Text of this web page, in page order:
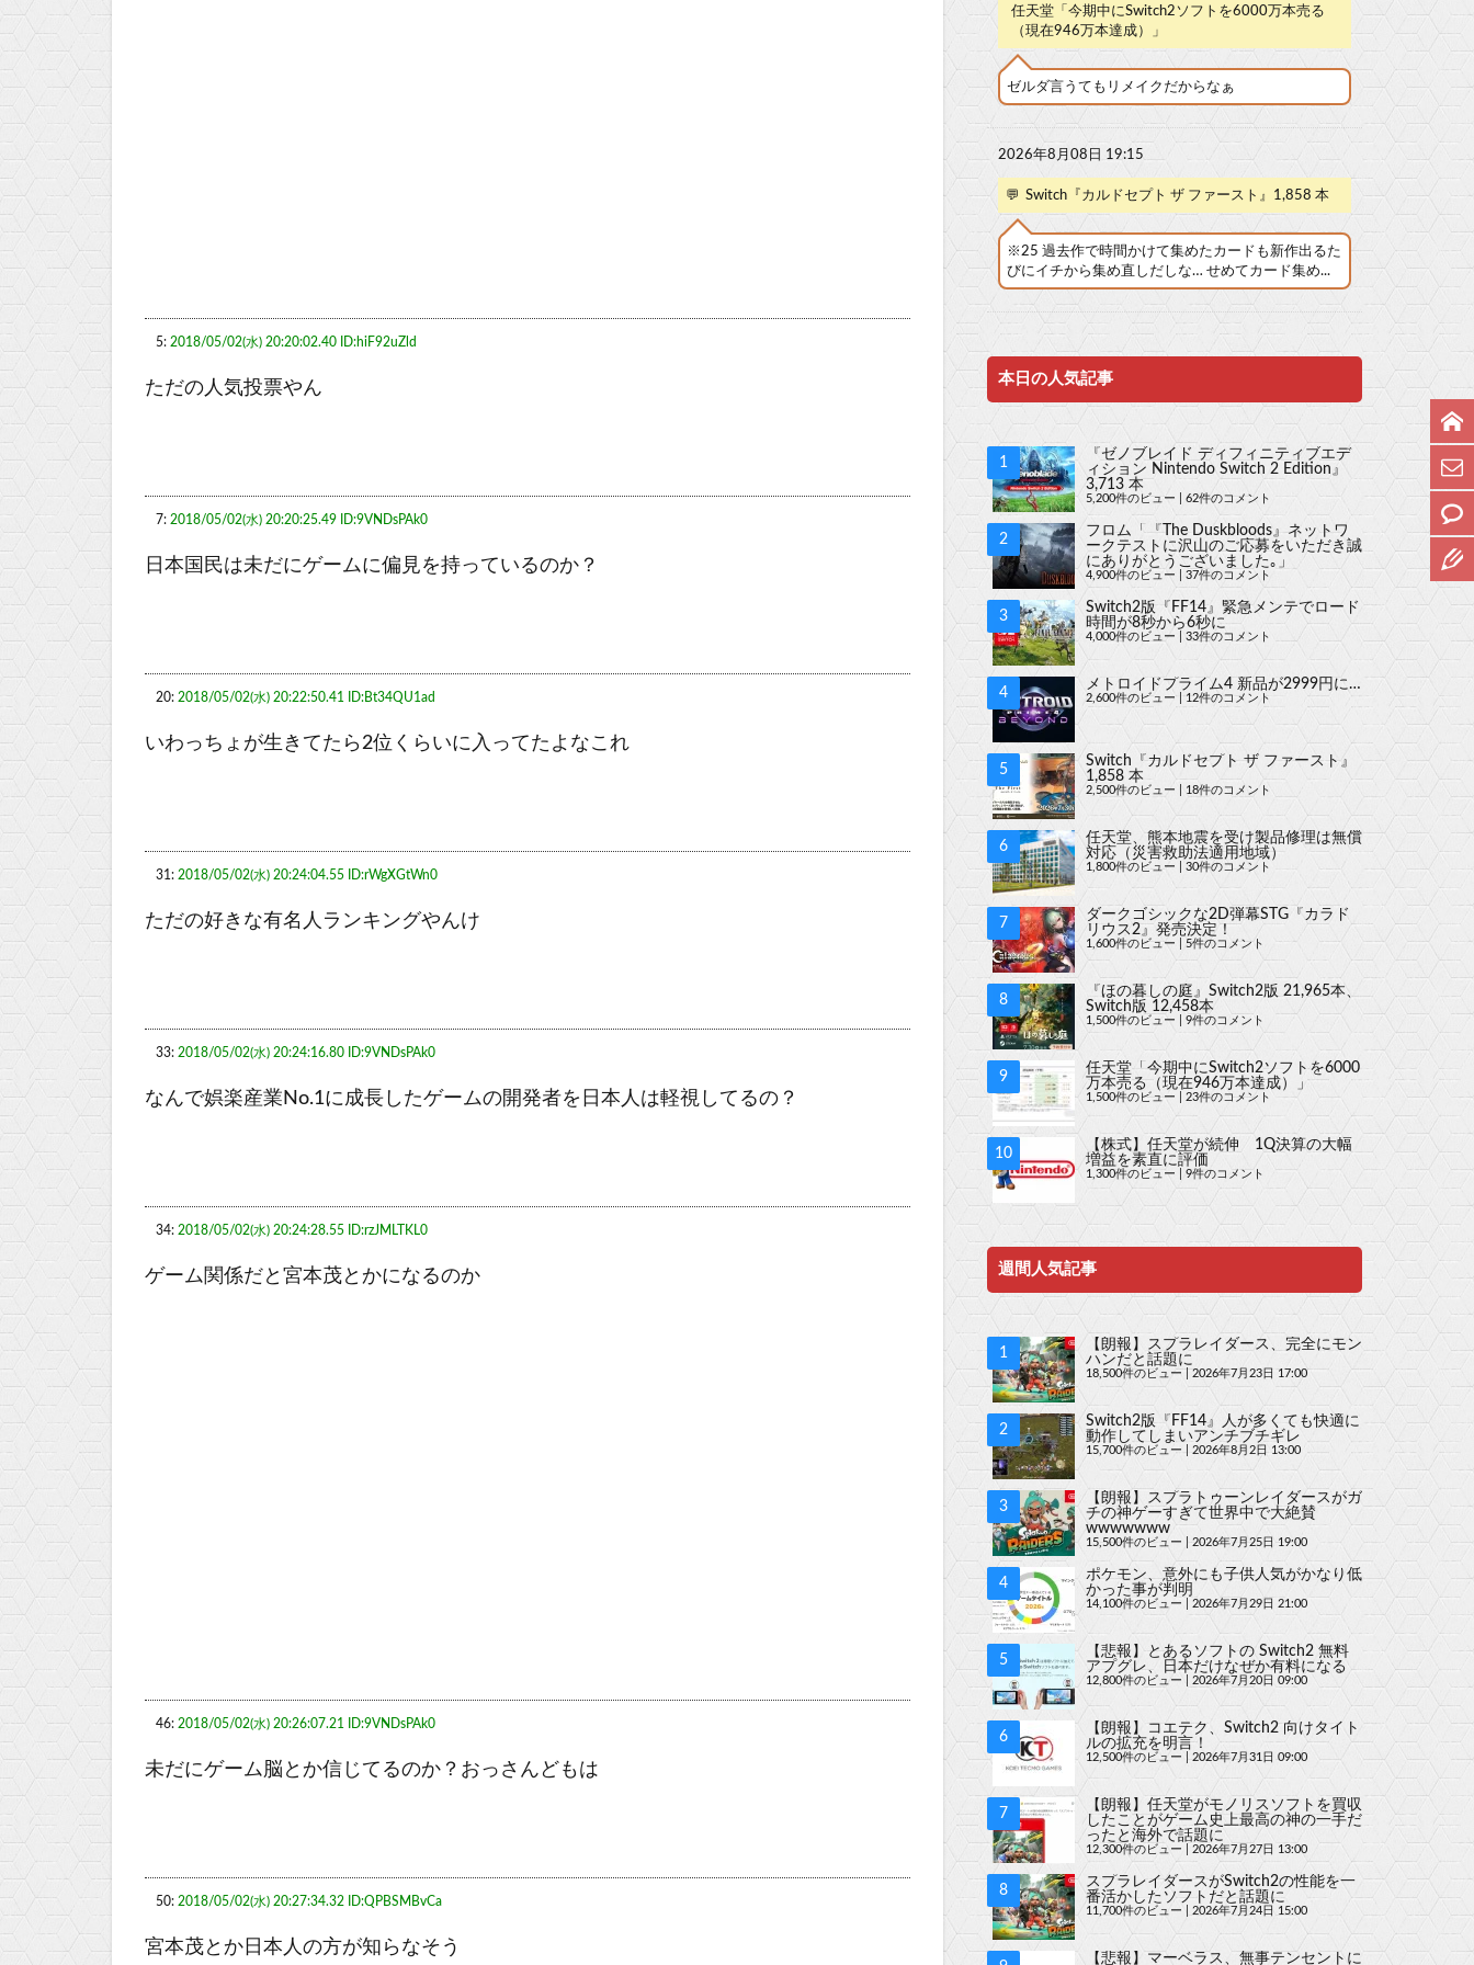
5: 2018/05/02(水) 20:20:02.40 ID:hiF92uZld
ただの人気投票やん
7: 2018/05/02(水) 20:20:25.49 ID:9VNDsPAk0
日本国民は未だにゲームに偏見を持っているのか？
20: 2018/05/02(水) 20:22:50.41 ID:Bt34QU1ad
いわっちょが生きてたら2位くらいに入ってたよなこれ
31: 2018/05/02(水) 20:24:04.55 ID:rWgXGtWn0
ただの好きな有名人ランキングやんけ
33: 2018/05/02(水) 20:24:16.80 ID:9VNDsPAk0
なんで娯楽産業No.1に成長したゲームの開発者を日本人は軽視してるの？
34: 2018/05/02(水) 20:24:28.55 ID:rzJMLTKL0
ゲーム関係だと宮本茂とかになるのか
46: 2018/05/02(水) 20:26:07.21 ID:9VNDsPAk0
未だにゲーム脳とか信じてるのか？おっさんどもは
50: 2018/05/02(水) 20:27:34.32 ID:QPBSMBvCa
宮本茂とか日本人の方が知らなそう
任天堂「今期中にSwitch2ソフトを6000万本売る
（現在946万本達成）」
ゼルダ言うてもリメイクだからなぁ
2026年8月08日 19:15
💬 Switch『カルドセプト ザ ファースト』1,858 本
※25 過去作で時間かけて集めたカードも新作出るた
びにイチから集め直しだしな… せめてカード集め...
本日の人気記事
『ゼノブレイド ディフィニティブエデ
ィション Nintendo Switch 2 Edition』
3,713 本
5,200件のビュー 62件のコメント
フロム「『The Duskbloods』ネットワ
ークテストに沢山のご応募をいただき誠
にありがとうございました｡」
4,900件のビュー 37件のコメント
Switch2版『FF14』緊急メンテでロード
時間が8秒から6秒に
4,000件のビュー 33件のコメント
メトロイドプライム4 新品が2999円に…
2,600件のビュー| 12件のコメント
Switch『カルドセプト ザ ファースト』
1,858 本
2,500件のビュー 18件のコメント
任天堂、熊本地震を受け製品修理は無償
対応（災害救助法適用地域）
1,800件のビュー 30件のコメント
ダークゴシックな2D弾幕STG『カラド
リウス2』発売決定！
1,600件のビュー 5件のコメント
『ほの暮しの庭』Switch2版 21,965本、
Switch版 12,458本
1,500件のビュー 9件のコメント
任天堂「今期中にSwitch2ソフトを6000
万本売る（現在946万本達成）」
1,500件のビュー 23件のコメント
【株式】任天堂が続伸 1Q決算の大幅
増益を素直に評価
1,300件のビュー 9件のコメント
週間人気記事
【朗報】スプラレイダース、完全にモン
ハンだと話題に
18,500件のビュー| 2026年7月23日 17:00
Switch2版『FF14』人が多くても快適に
動作してしまいアンチブチギレ
15,700件のビュー 2026年8月2日 13:00
【朗報】スプラトゥーンレイダースがガ
チの神ゲーすぎて世界中で大絶賛
wwwwwww
15,500件のビュー |2026年7月25日 19:00
ポケモン、意外にも子供人気がかなり低
かった事が判明
14,100件のビュー 2026年7月29日 21:00
【悲報】とあるソフトの Switch2 無料
アプグレ、日本だけなぜか有料になる
12,800件のビュー 2026年7月20日 09:00
【朗報】コエテク、Switch2 向けタイト
ルの拡充を明言！
12,500件のビュー 2026年7月31日 09:00
【朗報】任天堂がモノリスソフトを買収
したことがゲーム史上最高の神の一手だ
ったと海外で話題に
12,300件のビュー 2026年7月27日 13:00
スプラレイダースがSwitch2の性能を一
番活かしたソフトだと話題に
11,700件のビュー 2026年7月24日 15:00
【悲報】マーベラス、無事テンセントに